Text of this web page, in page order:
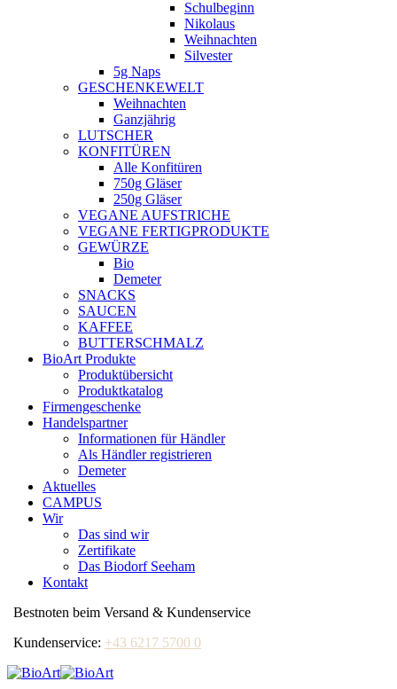
Schulbeginn
Nikolaus
Weihnachten
Silvester
5g Naps
GESCHENKEWELT
Weihnachten
Ganzjährig
LUTSCHER
KONFITÜREN
Alle Konfitüren
750g Gläser
250g Gläser
VEGANE AUFSTRICHE
VEGANE FERTIGPRODUKTE
GEWÜRZE
Bio
Demeter
SNACKS
SAUCEN
KAFFEE
BUTTERSCHMALZ
BioArt Produkte
Produktübersicht
Produktkatalog
Firmengeschenke
Handelspartner
Informationen für Händler
Als Händler registrieren
Demeter
Aktuelles
CAMPUS
Wir
Das sind wir
Zertifikate
Das Biodorf Seeham
Kontakt
Bestnoten beim Versand & Kundenservice
Kundenservice: +43 6217 5700 0